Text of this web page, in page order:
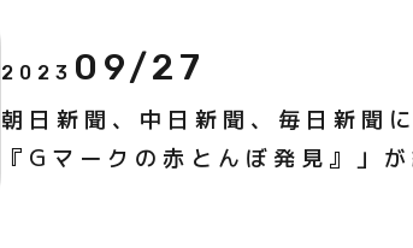
2023 09/27
朝日新聞、中日新聞、毎日新聞
『Gマークの赤とんぼ発見』」